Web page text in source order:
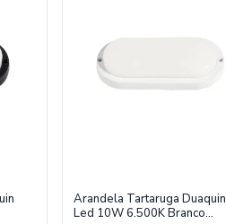
Arandela Tartaruga Duaquin
Led 10W 6.500K Branco